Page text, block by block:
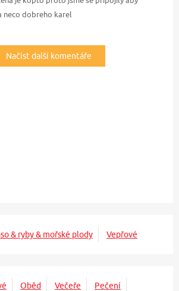
neco dobreho karel
Načíst další komentáře
& ryby & mořské plody Vepřové
Oběd Večeře
Pečení